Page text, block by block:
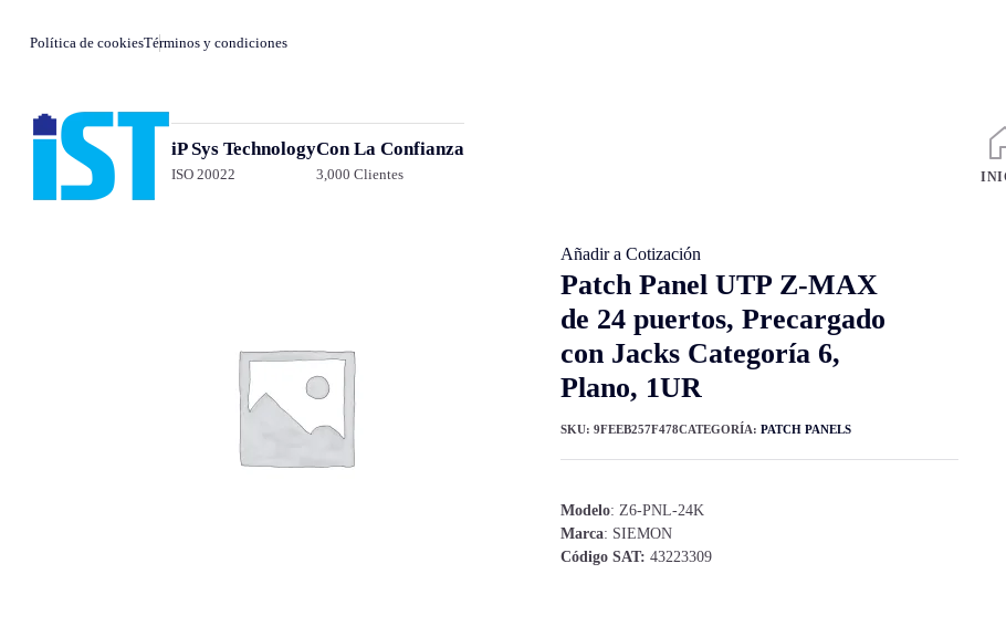
Política de cookiesTérminos y condiciones
iP Sys Technology
ISO 20022
Con La Confianza
3,000 Clientes
Patch Panel UTP Z-MAX
de 24 puertos, Precargado
con Jacks Categoría 6,
Plano, 1UR
Modelo: Z6-PNL-24K
Marca: SIEMON
Código SAT: 43223309
Añadir a Cotización
SKU: 9FEEB257F478CATEGORÍA: PATCH PANELS